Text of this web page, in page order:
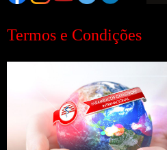
Termos e Condições